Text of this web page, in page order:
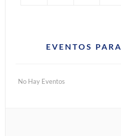
EVENTOS PARA
No Hay Eventos